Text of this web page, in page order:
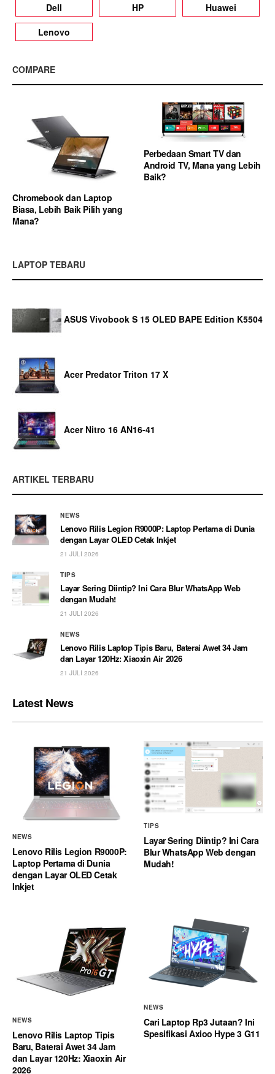
Dell
HP
Huawei
Lenovo
COMPARE
Chromebook dan Laptop
Biasa, Lebih Baik Pilih yang
Mana?
Perbedaan Smart TV dan
Android TV, Mana yang Lebih
Baik?
LAPTOP TEBARU
ASUS Vivobook S 15 OLED BAPE Edition K5504
Acer Predator Triton 17 X
Acer Nitro 16 AN16-41
ARTIKEL TERBARU
NEWS
Lenovo Rilis Legion R9000P: Laptop Pertama di Dunia
dengan Layar OLED Cetak Inkjet
21 JULI 2026
TIPS
Layar Sering Diintip? Ini Cara Blur WhatsApp Web
dengan Mudah!
21 JULI 2026
NEWS
Lenovo Rilis Laptop Tipis Baru, Baterai Awet 34 Jam
dan Layar 120Hz: Xiaoxin Air 2026
21 JULI 2026
Latest News
NEWS
Lenovo Rilis Legion R9000P:
Laptop Pertama di Dunia
dengan Layar OLED Cetak
Inkjet
TIPS
Layar Sering Diintip? Ini Cara
Blur WhatsApp Web dengan
Mudah!
NEWS
Lenovo Rilis Laptop Tipis
Baru, Baterai Awet 34 Jam
dan Layar 120Hz: Xiaoxin Air
2026
NEWS
Cari Laptop Rp3 Jutaan? Ini
Spesifikasi Axioo Hype 3 G11